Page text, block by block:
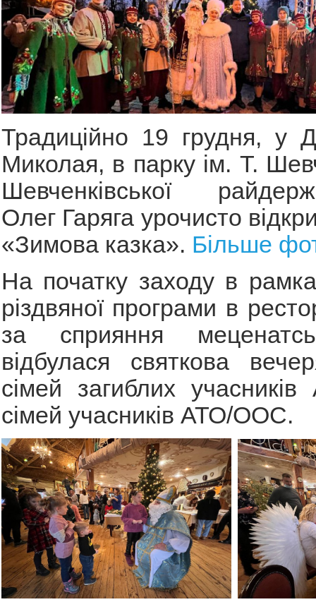
Традиційно 19 грудня, у
Миколая, в парку ім. Т.
Шевченківської
Олег Гаряга урочисто
«Зимова казка». Більше
На початку заходу в
різдвяної програми в
за сприяння
відбулася святкова
сімей загиблих
сімей учасників АТО/ООС.